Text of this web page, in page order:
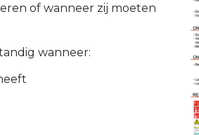
of wanneer zij moeten
wanneer: